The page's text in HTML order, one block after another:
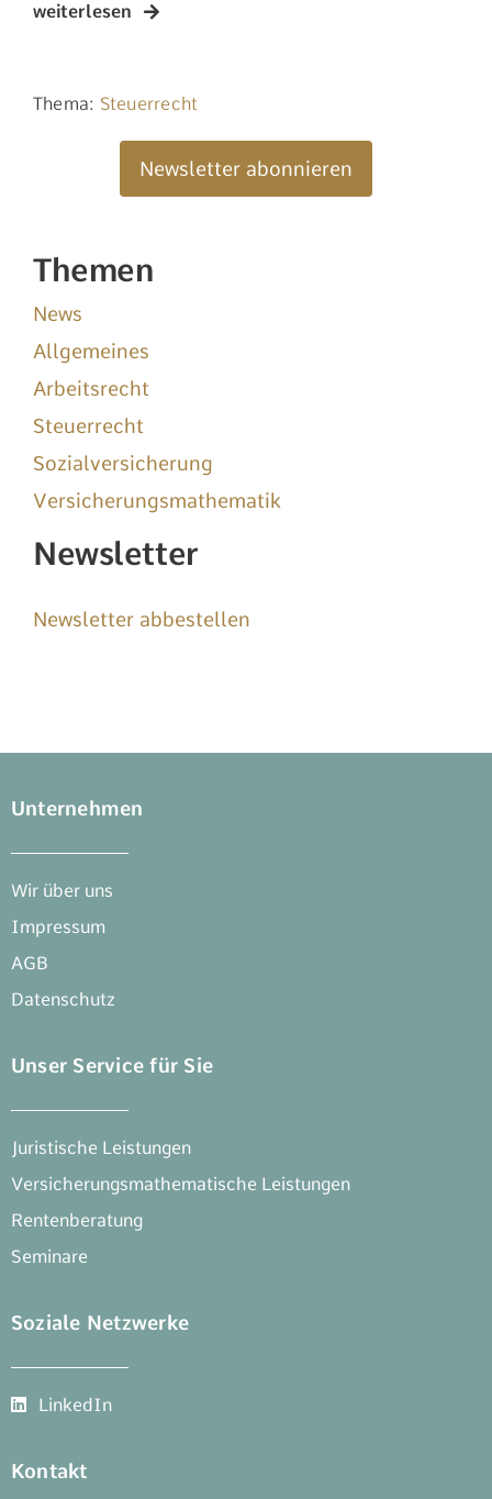
weiterlesen
Thema: Steuerrecht
Newsletter abonnieren
Themen
News
Allgemeines
Arbeitsrecht
Steuerrecht
Sozialversicherung
Versicherungsmathematik
Newsletter
Newsletter abbestellen
Unternehmen
Wir über uns
Impressum
AGB
Datenschutz
Unser Service für Sie
Juristische Leistungen
Versicherungsmathematische Leistungen
Rentenberatung
Seminare
Soziale Netzwerke
LinkedIn
Kontakt